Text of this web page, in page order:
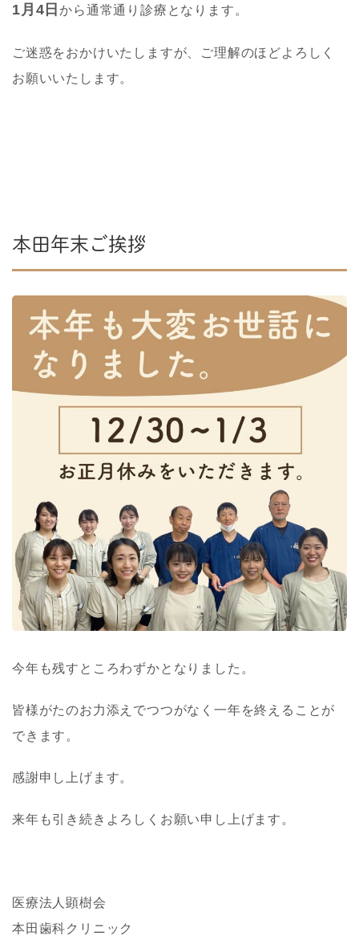
1月4日から通常通り診療となります。
ご迷惑をおかけいたしますが、ご理解のほどよろしく
お願いいたします。
本田年末ご挨拶
今年も残すところわずかとなりました。
皆様がたのお力添えでつつがなく一年を終えることが
できます。
感謝申し上げます。
来年も引き続きよろしくお願い申し上げます。
医療法人顕樹会
本田歯科クリニック